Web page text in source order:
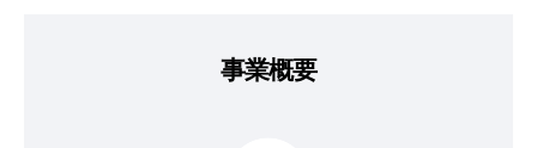
事業概要